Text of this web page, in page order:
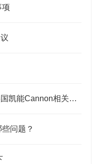
项
高温高剪粘度标油相关标准及美国凯能Cannon相关高温高剪粘度标油 HTHS标油
问题？